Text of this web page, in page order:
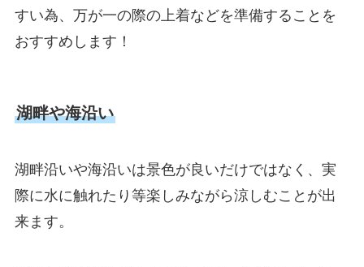
すい為、万が一の際の上着などを準備することを
おすすめします！
湖畔や海沿い
湖畔沿いや海沿いは景色が良いだけではなく、実
際に水に触れたり等楽しみながら涼しむことが出
来ます。